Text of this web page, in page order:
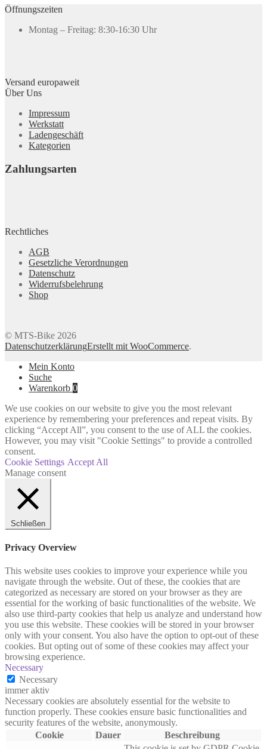
Öffnungszeiten
Montag – Freitag: 8:30-16:30 Uhr
Versand europaweit
Über Uns
Impressum
Werkstatt
Ladengeschäft
Kategorien
Zahlungsarten
Rechtliches
AGB
Gesetzliche Verordnungen
Datenschutz
Widerrufsbelehrung
Shop
© MTS-Bike 2026
DatenschutzerklärungErstellt mit WooCommerce.
Mein Konto
Suche
Warenkorb 0
We use cookies on our website to give you the most relevant
experience by remembering your preferences and repeat visits. By
clicking “Accept All”, you consent to the use of ALL the cookies.
However, you may visit "Cookie Settings" to provide a controlled
consent.
Cookie Settings Accept All
Manage consent
Schließen
Privacy Overview
This website uses cookies to improve your experience while you
navigate through the website. Out of these, the cookies that are
categorized as necessary are stored on your browser as they are
essential for the working of basic functionalities of the website. We
also use third-party cookies that help us analyze and understand how
you use this website. These cookies will be stored in your browser
only with your consent. You also have the option to opt-out of these
cookies. But opting out of some of these cookies may affect your
browsing experience.
Necessary
Necessary
immer aktiv
Necessary cookies are absolutely essential for the website to
function properly. These cookies ensure basic functionalities and
security features of the website, anonymously.
Cookie
Dauer Beschreibung